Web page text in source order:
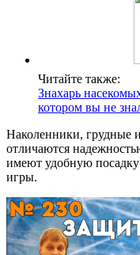
Читайте также:
Знахарь
котором вы не
Наколенники, грудные
отличаются
имеют удобную
игры.